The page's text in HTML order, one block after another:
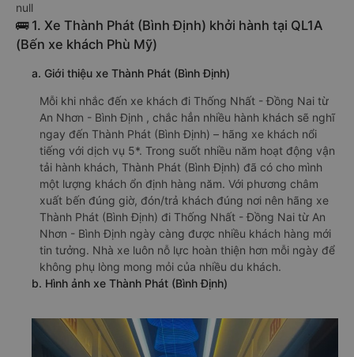
null
🚌 1. Xe Thành Phát (Bình Định) khởi hành tại QL1A
(Bến xe khách Phù Mỹ)
a. Giới thiệu xe Thành Phát (Bình Định)
Mỗi khi nhắc đến xe khách đi Thống Nhất - Đồng Nai từ
An Nhơn - Bình Định , chắc hẳn nhiều hành khách sẽ nghĩ
ngay đến Thành Phát (Bình Định) – hãng xe khách nổi
tiếng với dịch vụ 5*. Trong suốt nhiều năm hoạt động vận
tải hành khách, Thành Phát (Bình Định) đã có cho mình
một lượng khách ổn định hàng năm. Với phương châm
xuất bến đúng giờ, đón/trả khách đúng nơi nên hãng xe
Thành Phát (Bình Định) đi Thống Nhất - Đồng Nai từ An
Nhơn - Bình Định ngày càng được nhiều khách hàng mới
tin tưởng. Nhà xe luôn nỗ lực hoàn thiện hơn mỗi ngày để
không phụ lòng mong mỏi của nhiều du khách.
b. Hình ảnh xe Thành Phát (Bình Định)